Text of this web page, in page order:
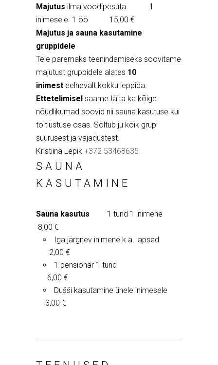
Majutus ilma voodipesuta 1
inimesele 1 öö 15,00 €
Majutus ja sauna kasutamine
gruppidele
Teie paremaks teenindamiseks soovitame
majutust gruppidele alates 10
inimest eelnevalt kokku leppida.
Ettetelimisel saame täita ka kõige
nõudlikumad soovid nii sauna kasutuse kui
toitlustuse osas. Sõltub ju kõik grupi
suurusest ja vajadustest.
Kristiina Lepik +372 53468635
SAUNA
KASUTAMINE
Sauna kasutus
1 tund 1 inimene
8,00 €
Iga järgnev inimene k.a. lapsed
2,00 €
1 pensionär 1 tund
6,00 €
Dušši kasutamine ühele inimesele
3,00 €